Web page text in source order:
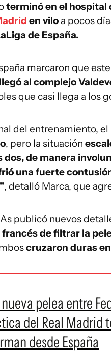
terminó en el hospital
en vilo a pocos
de España.
marcaron que
al complejo
que casi llega a los
del entrenamiento,
, pero la situación
dos, de manera
una fuerte
, detalló Marca, que
publicó nuevos
francés de filtrar la
cruzaron duras
pelea entre
del Real Madrid
desde España